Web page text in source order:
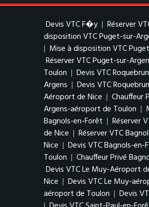
Devis VTC F�y | Réserver
disposition VTC Puget-sur-
| Mise à disposition VTC
Réserver VTC Puget-sur-
Toulon | Devis VTC
Argens | Devis VTC
Aéroport de Nice | Chauffeur
Argens-aéroport de Toulon |
Bagnols-en-Forêt | Réserver
de Nice | Réserver VTC
Nice | Devis VTC Bagnols-
Toulon | Chauffeur Privé
Devis VTC Le Muy-Aéroport
Nice | Devis VTC Le Muy-
aéroport de Toulon | Devis